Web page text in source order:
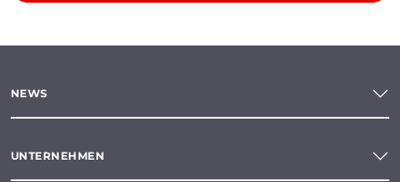
NEWS
UNTERNEHMEN